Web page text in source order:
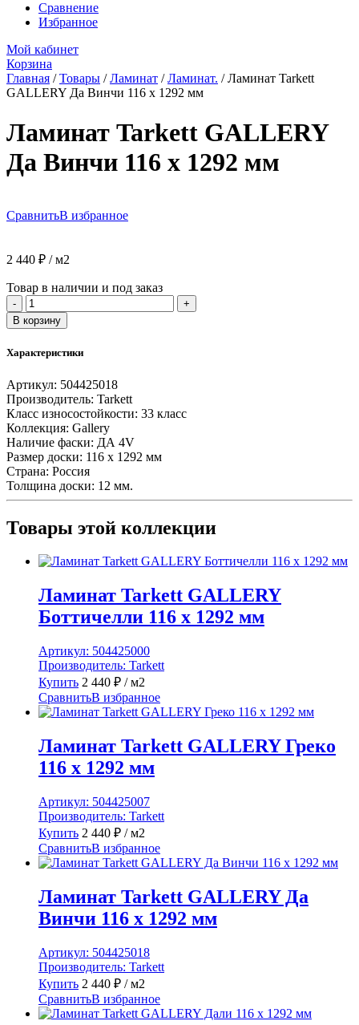
Сравнение
Избранное
Мой кабинет
Корзина
Главная /Товары /Ламинат /Ламинат. /Ламинат Tarkett
GALLERY Да Винчи 116 x 1292 мм
Ламинат Tarkett GALLERY
Да Винчи 116 x 1292 мм
СравнитьВ избранное
2 440 ₽ / м2
Товар в наличии и под заказ
-
Количество
товара
Ламинат
GALLERY
Винчи
116
x
1292
мм
+
В корзину
Характеристики
Артикул: 504425018
Производитель: Tarkett
Класс износостойкости: 33 класс
Коллекция: Gallery
Наличие фаски: ДА 4V
Размер доски: 116 x 1292 мм
Страна: Россия
Толщина доски: 12 мм.
Товары этой коллекции
Ламинат Tarkett GALLERY
Боттичелли 116 x 1292 мм
Артикул: 504425000
Производитель: Tarkett
Купить 2 440 ₽ / м2
СравнитьВ избранное
Ламинат Tarkett GALLERY Греко
116 x 1292 мм
Артикул: 504425007
Производитель: Tarkett
Купить 2 440 ₽ / м2
СравнитьВ избранное
Ламинат Tarkett GALLERY Да
Винчи 116 x 1292 мм
Артикул: 504425018
Производитель: Tarkett
Купить 2 440 ₽ / м2
СравнитьВ избранное